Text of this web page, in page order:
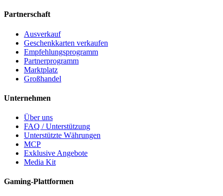
Partnerschaft
Ausverkauf
Geschenkkarten verkaufen
Empfehlungsprogramm
Partnerprogramm
Marktplatz
Großhandel
Unternehmen
Über uns
FAQ / Unterstützung
Unterstützte Währungen
MCP
Exklusive Angebote
Media Kit
Gaming-Plattformen